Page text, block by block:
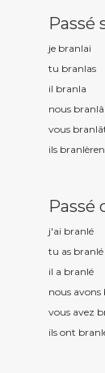
Passé
je branlai
tu branlas
il branla
nous branl
vous branl
ils branl
Passé
j'ai branlé
tu as branlé
il a branlé
nous avons
vous avez
ils ont branl